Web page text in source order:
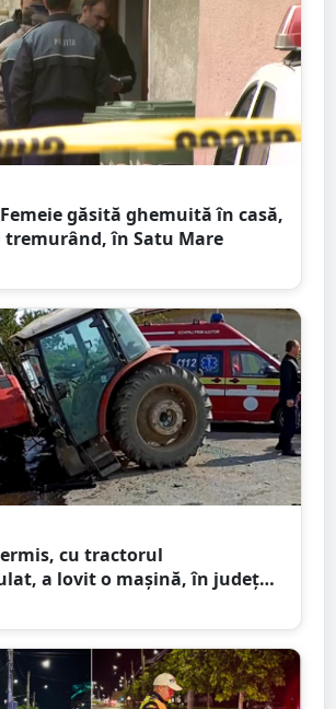
Femeie găsită ghemuită în casă,
tremurând, în Satu Mare
cu tractorul
a lovit o mașină, în județul